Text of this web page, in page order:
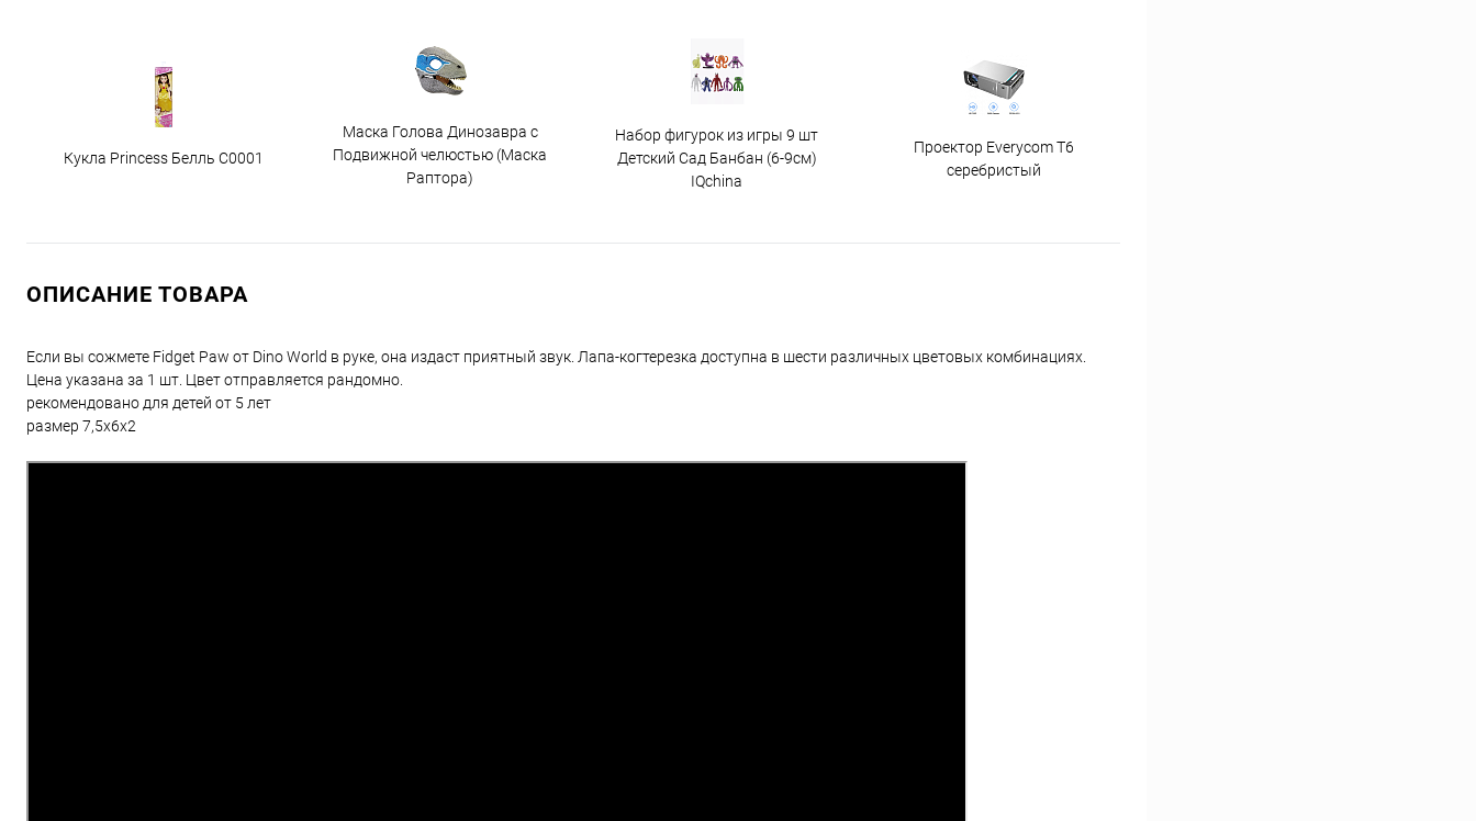
Кукла Princess Белль C0001
Маска Голова Динозавра с
Подвижной челюстью (Маска
Раптора)
Набор фигурок из игры 9 шт
Детский Сад Банбан (6-9см)
IQchina
Проектор Everycom T6
серебристый
ОПИСАНИЕ ТОВАРА
Если вы сожмете Fidget Paw от Dino World в руке, она издаст приятный звук. Лапа-когтерезка доступна в шести различных цветовых комбинациях.
Цена указана за 1 шт. Цвет отправляется рандомно.
рекомендовано для детей от 5 лет
размер 7,5х6х2